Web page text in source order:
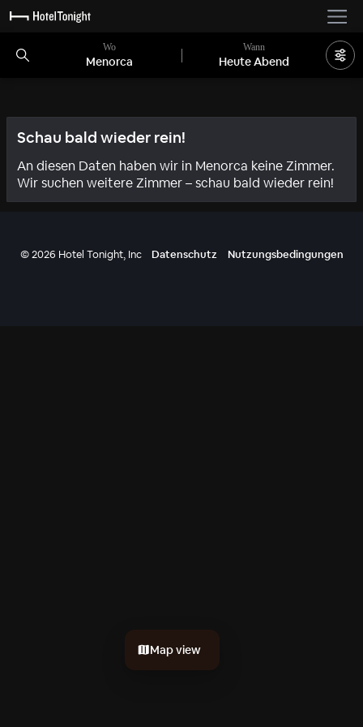
Wo
Menorca
Wann
Heute Abend
Schau bald wieder rein!
An diesen Daten haben wir in Menorca keine Zimmer.
Wir suchen weitere Zimmer – schau bald wieder rein!
©2026 Hotel Tonight, Inc Datenschutz Nutzungsbedingungen
Map view